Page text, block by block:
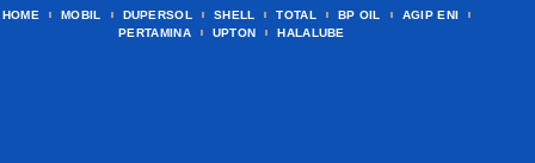
HOME MOBIL DUPERSOL SHELL TOTAL BP OIL
AGIP ENI
PERTAMINA
UPTON HALALUBE